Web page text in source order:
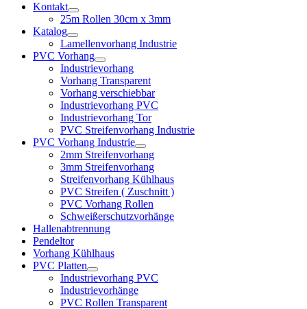
Kontakt
25m Rollen 30cm x 3mm
Katalog
Lamellenvorhang Industrie
PVC Vorhang
Industrievorhang
Vorhang Transparent
Vorhang verschiebbar
Industrievorhang PVC
Industrievorhang Tor
PVC Streifenvorhang Industrie
PVC Vorhang Industrie
2mm Streifenvorhang
3mm Streifenvorhang
Streifenvorhang Kühlhaus
PVC Streifen ( Zuschnitt )
PVC Vorhang Rollen
Schweißerschutzvorhänge
Hallenabtrennung
Pendeltor
Vorhang Kühlhaus
PVC Platten
Industrievorhang PVC
Industrievorhänge
PVC Rollen Transparent